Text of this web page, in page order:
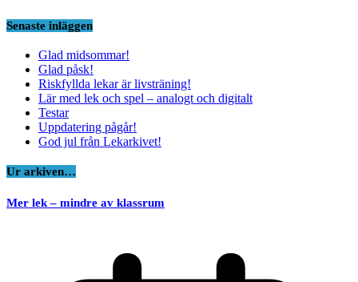
Senaste inläggen
Glad midsommar!
Glad påsk!
Riskfyllda lekar är livsträning!
Lär med lek och spel – analogt och digitalt
Testar
Uppdatering pågår!
God jul från Lekarkivet!
Ur arkiven…
Mer lek – mindre av klassrum